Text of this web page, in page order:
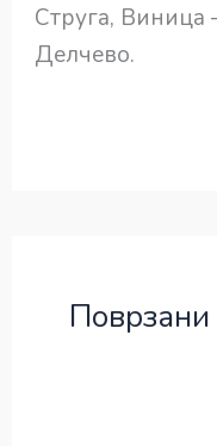
Струга, Виница
Делчево.
Поврзани